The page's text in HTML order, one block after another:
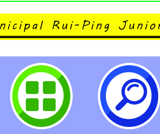
三法」政策圖文說